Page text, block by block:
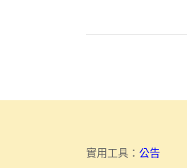
實用工具： 公告